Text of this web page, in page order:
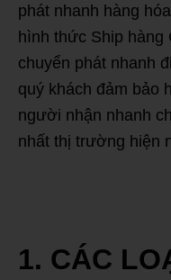
phát nhanh hàng
hình thức Ship hàng
chuyển phát nhanh
quý khách đảm bảo
người nhận nhanh
nhất thị trường hiện
1. CÁC